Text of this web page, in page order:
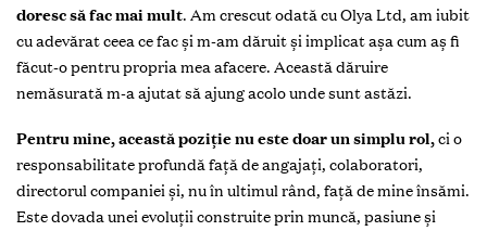
doresc să fac mai mult. Am crescut odată cu Olya Ltd, am iubit
cu adevărat ceea ce fac și m-am dăruit și implicat așa cum aș fi
făcut-o pentru propria mea afacere. Această dăruire
nemăsurată m-a ajutat să ajung acolo unde sunt astăzi.
Pentru mine, această poziție nu este doar un simplu rol,ci o
responsabilitate profundă față de angajați, colaboratori,
directorul companiei și, nu în ultimul rând, față de mine însămi.
Este dovada unei evoluții construite prin muncă, pasiune și